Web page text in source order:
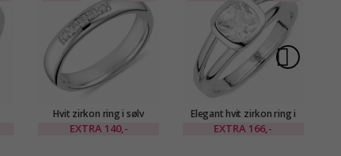
Hvit zirkon ring i sølv
EXTRA 140,-
Elegant hvit zirkon ring i
sølv
EXTRA 166,-